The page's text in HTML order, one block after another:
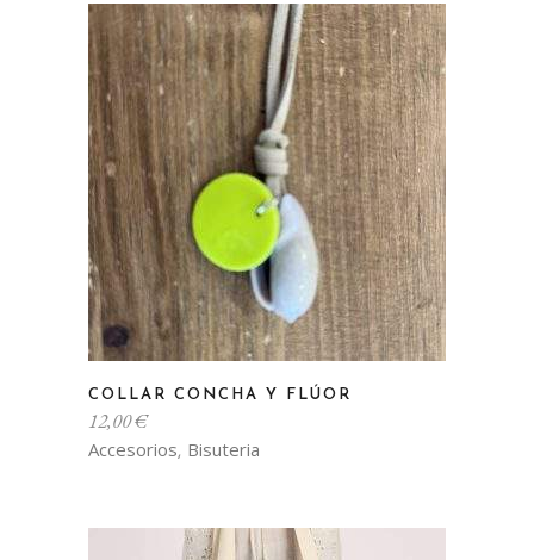
Las
Accesorios, Bisuteria
COLLAR CONCHA Y FLÚOR
12,00€